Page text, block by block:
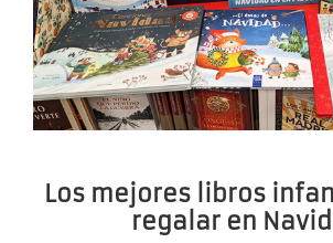
Los mejores libros
regalar en